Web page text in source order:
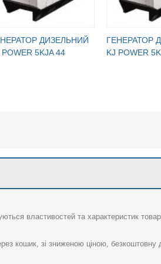
ДИЗЕЛЬНИЙ
POWER 5KJA 44
ГЕНЕРАТОР
KJ POWER
властивостей та характеристик
кошик, зі зниженою ціною, безкоштовну